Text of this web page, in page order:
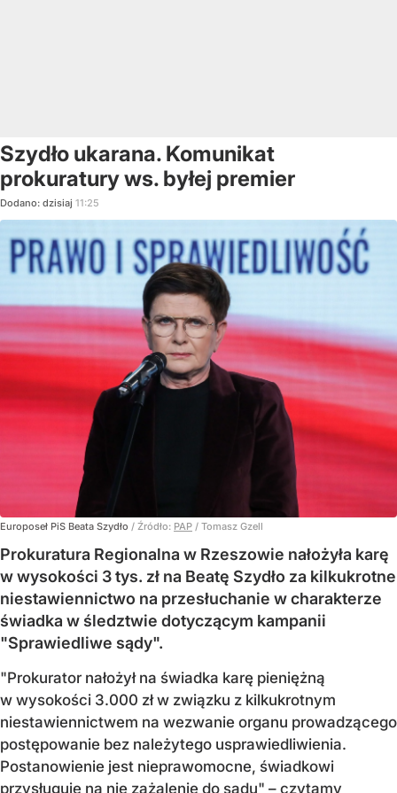
Szydło ukarana. Komunikat
prokuratury ws. byłej premier
Dodano: dzisiaj 11:25
Europoseł PiS Beata Szydło / Źródło: PAP / Tomasz Gzell
Prokuratura Regionalna w Rzeszowie nałożyła karę
w wysokości 3 tys. zł na Beatę Szydło za kilkukrotne
niestawiennictwo na przesłuchanie w charakterze
świadka w śledztwie dotyczącym kampanii
"Sprawiedliwe sądy".
"Prokurator nałożył na świadka karę pieniężną
w wysokości 3.000 zł w związku z kilkukrotnym
niestawiennictwem na wezwanie organu prowadzącego
postępowanie bez należytego usprawiedliwienia.
Postanowienie jest nieprawomocne, świadkowi
przysługuje na nie zażalenie do sądu" – czytamy